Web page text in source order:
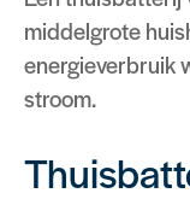
middelgrote
energieverbruik
stroom.